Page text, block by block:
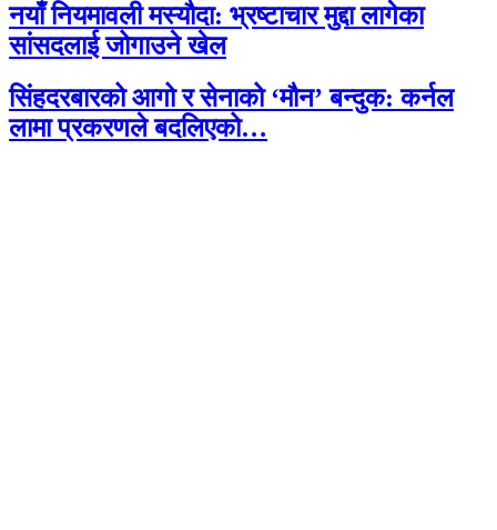
नयाँ नियमावली मस्यौदा: भ्रष्टाचार मुद्दा लागेका
सांसदलाई जोगाउने खेल
सिंहदरबारको आगो र सेनाको ‘मौन’ बन्दुक: कर्नल
लामा प्रकरणले बदलिएको…